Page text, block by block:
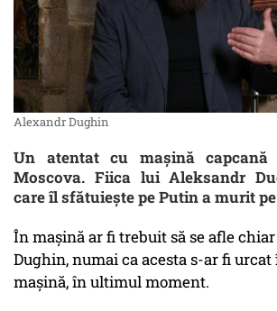
Alexandr Dughin
Un atentat cu mașină
Moscova. Fiica lui Aleksandr
care îl sfătuiește pe Putin a murit
În mașină ar fi trebuit să se afle
Dughin, numai ca acesta s-ar fi
mașină, în ultimul moment.